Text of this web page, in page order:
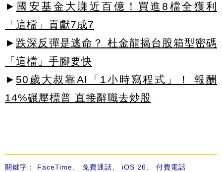
► 國安基金大賺近百億！買進8檔全獲利
「這檔」貢獻7成7
► 跌深反彈是逃命？ 杜金龍揭台股箱型密碼
「這檔」手腳要快
► 50歲大叔靠AI「1小時寫程式」！ 報酬
14%碾壓標普 直接辭職去炒股
關鍵字： FaceTime、 免費通話、 iOS 26、 付費電話